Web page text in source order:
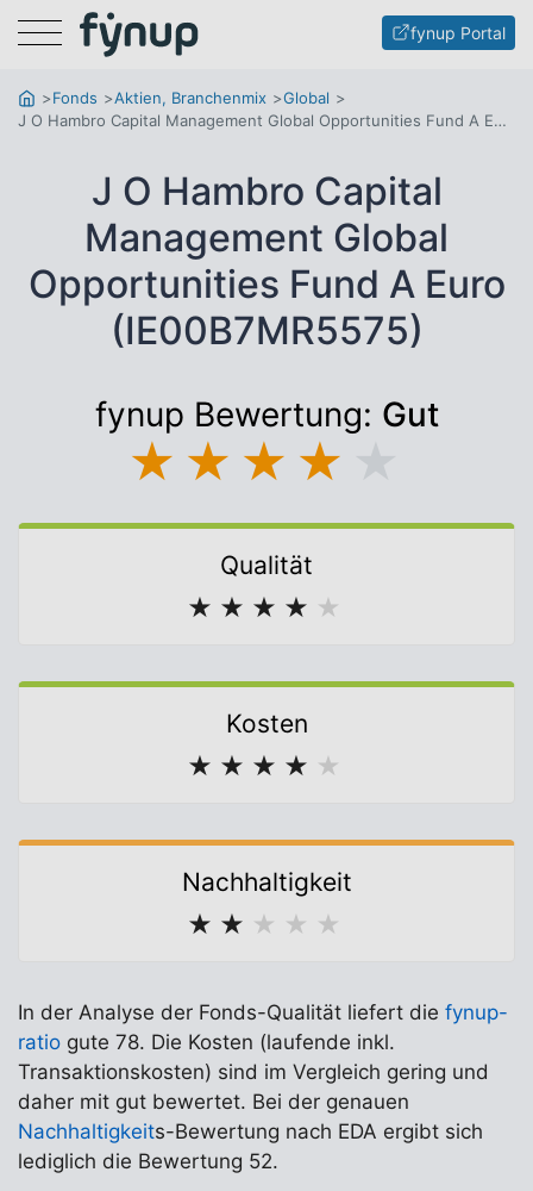
Menu fynup Portal
Fonds Aktien, Branchenmix
Global
J O Hambro Capital Management Global Opportunities Fund A Euro
J O Hambro Capital
Management Global
Opportunities Fund A Euro
(IE00B7MR5575)
fynup Bewertung: Gut
★ ★ ★ ★
Qualität
★ ★ ★ ★ ★
Kosten
★ ★ ★ ★ ★
Nachhaltigkeit
★ ★ ★ ★ ★
In der Analyse der Fonds-Qualität liefert die fynup-
ratio gute 78. Die Kosten (laufende inkl.
Transaktionskosten) sind im Vergleich gering und
daher mit gut bewertet. Bei der genauen
Nachhaltigkeits-Bewertung nach EDA ergibt sich
lediglich die Bewertung 52.